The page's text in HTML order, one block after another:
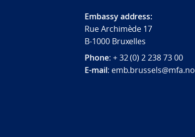
Embassy address:
Rue Archimède 17
B-1000 Bruxelles
Phone: + 32 (0) 2 238 73 00
E-mail: emb.brussels@mfa.no